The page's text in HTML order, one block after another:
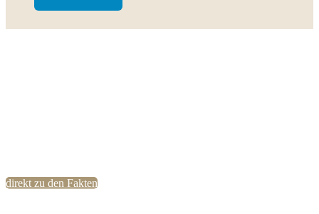
direkt zu den Fakten